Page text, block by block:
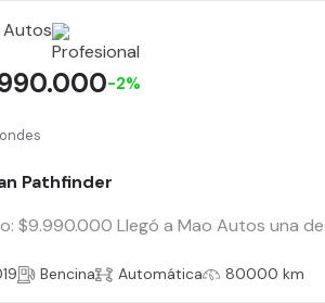
Autos
Pathfinder
$9.990.000 Llegó a Mao Autos una
-2%
Bencina Automática 80000 km